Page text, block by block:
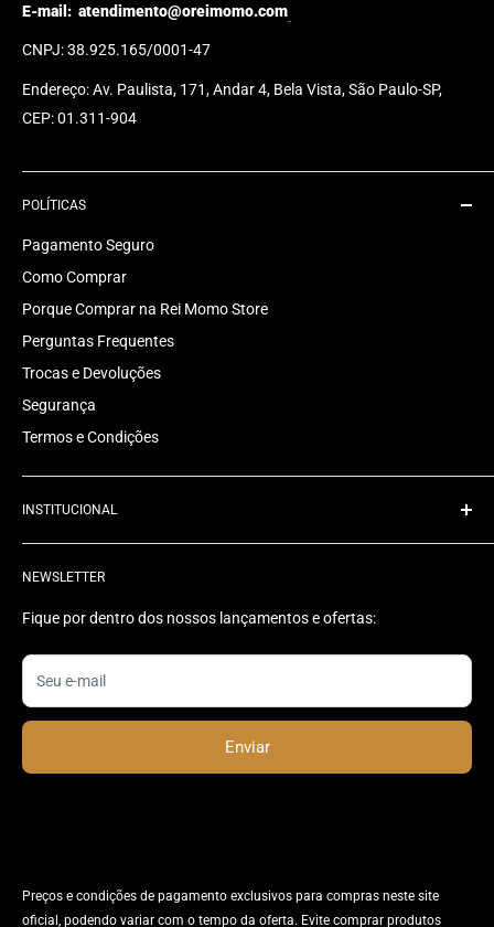
E-mail: atendimento@oreimomo.com
CNPJ: 38.925.165/0001-47
Endereço: Av. Paulista, 171, Andar 4, Bela Vista, São Paulo-SP,
CEP: 01.311-904
POLÍTICAS
Pagamento Seguro
Como Comprar
Porque Comprar na Rei Momo Store
Perguntas Frequentes
Trocas e Devoluções
Segurança
Termos e Condições
INSTITUCIONAL
Quem Somos
Rastrear Pedido
Contato
NEWSLETTER
Fique por dentro dos nossos lançamentos e ofertas:
Seu e-mail
Enviar
Preços e condições de pagamento exclusivos para compras neste site
oficial, podendo variar com o tempo da oferta. Evite comprar produtos